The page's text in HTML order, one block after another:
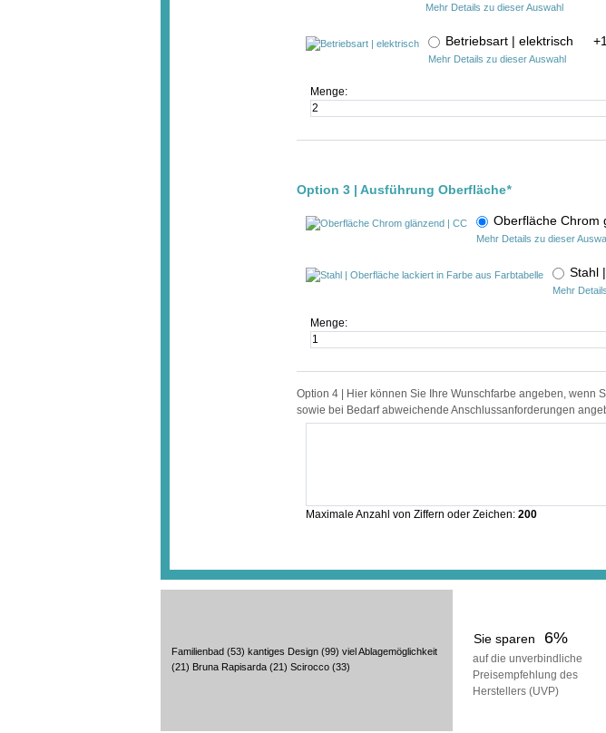
Mehr Details zu dieser Auswahl
Betriebsart | elektrisch +
Mehr Details zu dieser Auswahl
Menge:
Option 3 | Ausführung Oberfläche*
Oberfläche Chrom
Mehr Details zu dieser
Stahl
Mehr
Menge:
Option 4 | Hier können Sie Ihre Wunschfarbe angeben,
sowie bei Bedarf abweichende Anschlussanforderungen
Maximale Anzahl von Ziffern oder Zeichen: 200
Sie sparen 6%
auf die unverbindliche
Preisempfehlung des
Herstellers (UVP)
Familienbad (53) kantiges Design (99) viel Ablagemöglichkeit
(21) Bruna Rapisarda (21) Scirocco (33)